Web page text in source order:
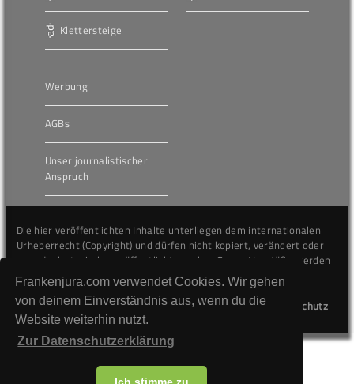
Frankenjura.com verwendet Cookies. Wir gehen
von deinem Einverständnis aus, wenn du die
Website weiterhin nutzt.
Zur Datenschutzerklärung
Klettersteige
Werbung
AGBs
Unser journalistischer
Anspruch
Die hier veröffentlichten Inhalte unterliegen dem internationalen
Urheberrecht (Copyright) und dürfen nicht kopiert, verändert oder
unverändert wiederveröffentlicht werden. Gegen Verstöße werden
wir auf juristischem Wege vorgehen.
Kontakt
Impressum Datenschutz